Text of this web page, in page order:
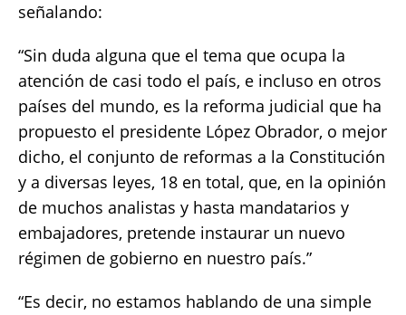
señalando:
“Sin duda alguna que el tema que ocupa la
atención de casi todo el país, e incluso en otros
países del mundo, es la reforma judicial que ha
propuesto el presidente López Obrador, o mejor
dicho, el conjunto de reformas a la Constitución
y a diversas leyes, 18 en total, que, en la opinión
de muchos analistas y hasta mandatarios y
embajadores, pretende instaurar un nuevo
régimen de gobierno en nuestro país.”
“Es decir, no estamos hablando de una simple